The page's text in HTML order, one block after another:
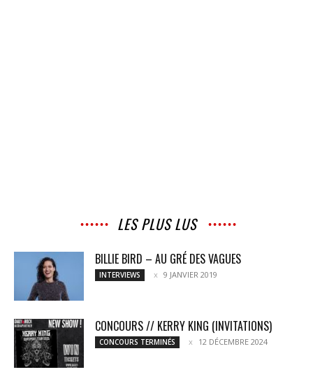
LES PLUS LUS
BILLIE BIRD – AU GRÉ DES VAGUES
INTERVIEWS 9 JANVIER 2019
CONCOURS // KERRY KING (INVITATIONS)
CONCOURS TERMINÉS 12 DÉCEMBRE 2024